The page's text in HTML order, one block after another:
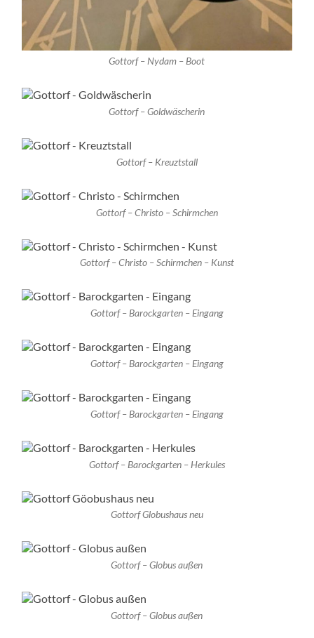
Gottorf – Nydam – Boot
Gottorf – Goldwäscherin
Gottorf – Kreuztstall
Gottorf – Christo – Schirmchen
Gottorf – Christo – Schirmchen – Kunst
Gottorf – Barockgarten – Eingang
Gottorf – Barockgarten – Eingang
Gottorf – Barockgarten – Eingang
Gottorf – Barockgarten – Herkules
Gottorf Globushaus neu
Gottorf – Globus außen
Gottorf – Globus außen